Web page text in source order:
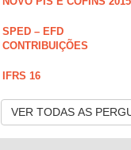
SPED – EFD
CONTRIBUIÇÕES
IFRS 16
VER TODAS AS